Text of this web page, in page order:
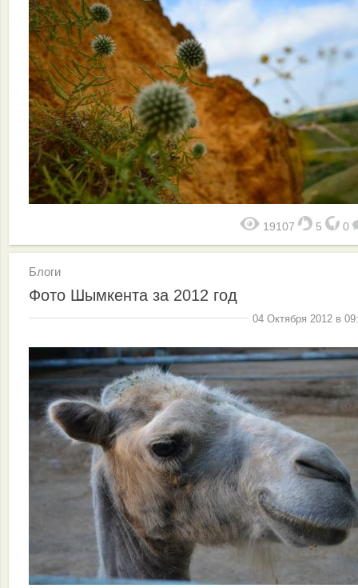
19107 5 0
Блоги
Фото Шымкента за 2012 год
04 Октября 2012 в